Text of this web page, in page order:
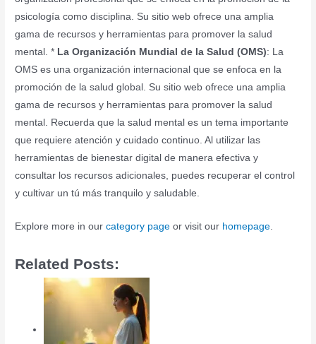
psicología como disciplina. Su sitio web ofrece una amplia
gama de recursos y herramientas para promover la salud
mental. * La Organización Mundial de la Salud (OMS): La
OMS es una organización internacional que se enfoca en la
promoción de la salud global. Su sitio web ofrece una amplia
gama de recursos y herramientas para promover la salud
mental. Recuerda que la salud mental es un tema importante
que requiere atención y cuidado continuo. Al utilizar las
herramientas de bienestar digital de manera efectiva y
consultar los recursos adicionales, puedes recuperar el control
y cultivar un tú más tranquilo y saludable.
Explore more in ourcategory page or visit our homepage
Related Posts: